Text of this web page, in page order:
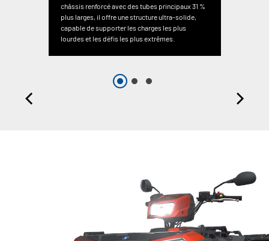
châssis renforcé avec des tubes principaux 31 %
plus larges, il offre une structure ultra-solide,
capable de supporter les charges les plus
lourdes et les défis les plus extrêmes.